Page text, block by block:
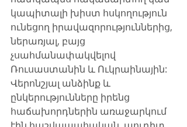
կապիտալի խիստ հսկողություն
ունեցող իրավազորություններից,
ներառյալ, բայց
չսահմանափակվելով
Ռուսաստանին և Ուկրաինային:​
Վերոնշյալ անձինք և
ընկերությունները իրենց
հաճախորդներին առաջարկում